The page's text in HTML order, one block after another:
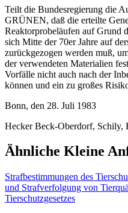
Teilt die Bundesregierung die
GRÜNEN, daß die erteilte
Reaktorprobeläufen auf Grund
sich Mitte der 70er Jahre auf
zurückgezogen werden muß,
der verwendeten Materialien
Vorfälle nicht auch nach der
können und ein zu großes
Bonn, den 28. Juli 1983
Hecker Beck-Oberdorf, Schily,
Ähnliche Kleine
Strafbestimmungen des
und Strafverfolgung von
Tierschutzgesetzes